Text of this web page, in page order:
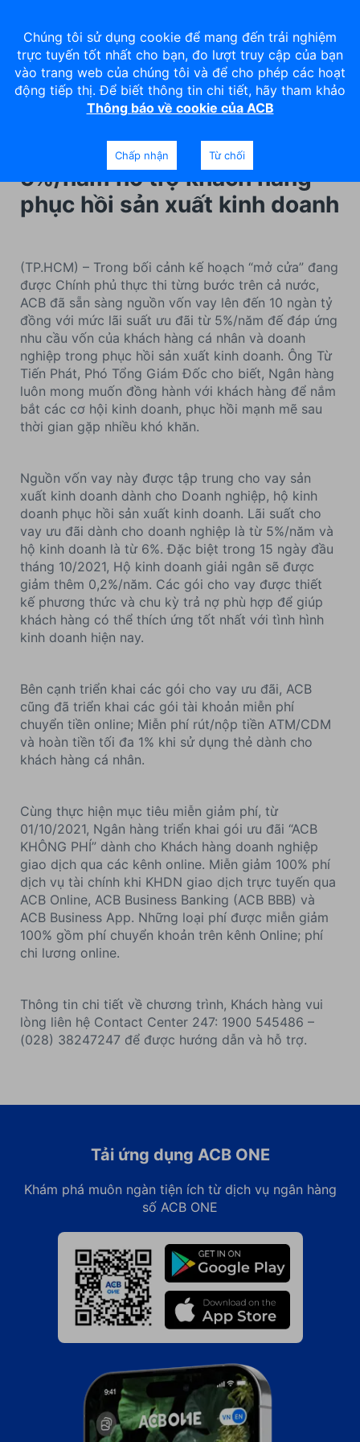
ACB dành gói vay 10 ngàn tỷ
đồng với lãi suất ưu đãi từ
5%/năm hỗ trợ khách hàng
phục hồi sản xuất kinh doanh
(TP.HCM) – Trong bối cảnh kế hoạch “mở cửa” đang
được Chính phủ thực thi từng bước trên cả nước,
ACB đã sẵn sàng nguồn vốn vay lên đến 10 ngàn tỷ
đồng với mức lãi suất ưu đãi từ 5%/năm đế đáp ứng
nhu cầu vốn của khách hàng cá nhân và doanh
nghiệp trong phục hồi sản xuất kinh doanh. Ông Từ
Tiến Phát, Phó Tổng Giám Đốc cho biết, Ngân hàng
luôn mong muốn đồng hành với khách hàng để nắm
bắt các cơ hội kinh doanh, phục hồi mạnh mẽ sau
thời gian gặp nhiều khó khăn.
Nguồn vốn vay này được tập trung cho vay sản
xuất kinh doanh dành cho Doanh nghiệp, hộ kinh
doanh phục hồi sản xuất kinh doanh. Lãi suất cho
vay ưu đãi dành cho doanh nghiệp là từ 5%/năm và
hộ kinh doanh là từ 6%. Đặc biệt trong 15 ngày đầu
tháng 10/2021, Hộ kinh doanh giải ngân sẽ được
giảm thêm 0,2%/năm. Các gói cho vay được thiết
kế phương thức và chu kỳ trả nợ phù hợp để giúp
khách hàng có thể thích ứng tốt nhất với tình hình
kinh doanh hiện nay.
Bên cạnh triển khai các gói cho vay ưu đãi, ACB
cũng đã triển khai các gói tài khoản miễn phí
chuyển tiền online; Miễn phí rút/nộp tiền ATM/CDM
và hoàn tiền tối đa 1% khi sử dụng thẻ dành cho
khách hàng cá nhân.
Cùng thực hiện mục tiêu miễn giảm phí, từ
01/10/2021, Ngân hàng triển khai gói ưu đãi “ACB
KHÔNG PHÍ” dành cho Khách hàng doanh nghiệp
giao dịch qua các kênh online. Miễn giảm 100% phí
dịch vụ tài chính khi KHDN giao dịch trực tuyến qua
ACB Online, ACB Business Banking (ACB BBB) và
ACB Business App. Những loại phí được miễn giảm
100% gồm phí chuyển khoản trên kênh Online; phí
chi lương online.
Thông tin chi tiết về chương trình, Khách hàng vui
lòng liên hệ Contact Center 247: 1900 545486 –
(028) 38247247 để được hướng dẫn và hỗ trợ.
Tải ứng dụng ACB ONE
Khám phá muôn ngàn tiện ích từ dịch vụ ngân hàng
số ACB ONE
Chúng tôi sử dụng cookie để mang đến trải nghiệm
trực tuyến tốt nhất cho bạn, đo lượt truy cập của bạn
vào trang web của chúng tôi và để cho phép các hoạt
động tiếp thị. Để biết thông tin chi tiết, hãy tham khảo
Thông báo về cookie của ACB
Chấp nhận Từ chối